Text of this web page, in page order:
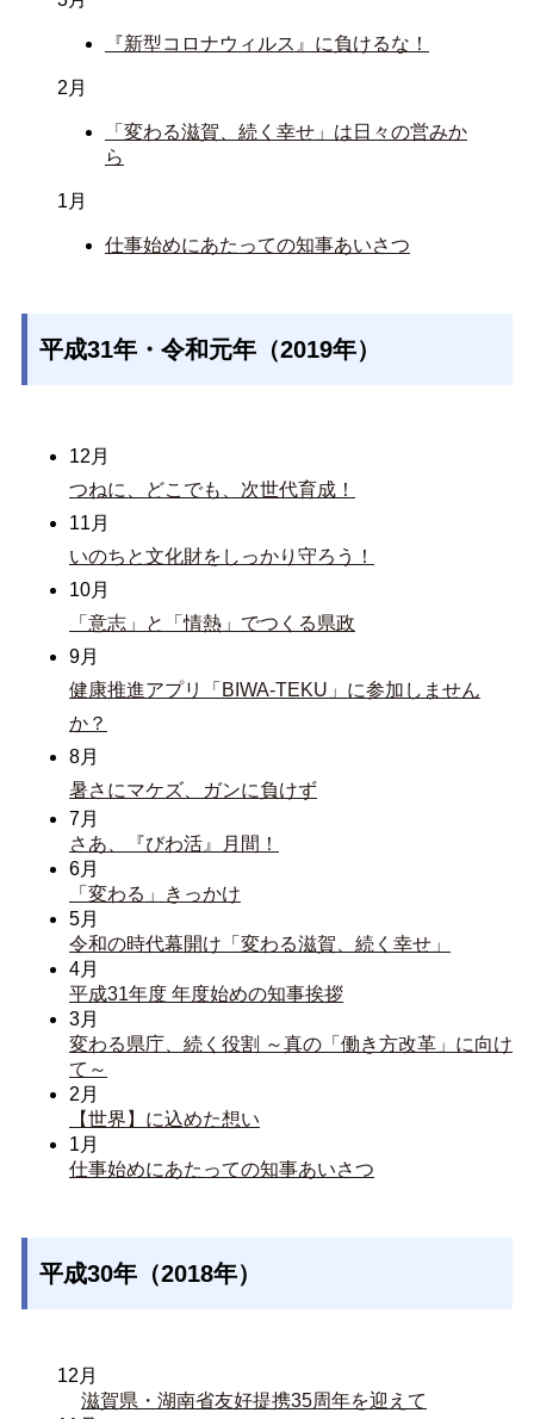
『新型コロナウィルス』に負けるな！
2月
「変わる滋賀、続く幸せ」は日々の営みか
ら
1月
仕事始めにあたっての知事あいさつ
平成31年・令和元年（2019年）
12月
つねに、どこでも、次世代育成！
11月
いのちと文化財をしっかり守ろう！
10月
「意志」と「情熱」でつくる県政
9月
健康推進アプリ「BIWA-TEKU」に参加しません
か？
8月
暑さにマケズ、ガンに負けず
7月
さあ、『びわ活』月間！
6月
「変わる」きっかけ
5月
令和の時代幕開け「変わる滋賀、続く幸せ」
4月
平成31年度 年度始めの知事挨拶
3月
変わる県庁、続く役割 ～真の「働き方改革」に向け
て～
2月
【世界】に込めた想い
1月
仕事始めにあたっての知事あいさつ
平成30年（2018年）
12月
滋賀県・湖南省友好提携35周年を迎えて